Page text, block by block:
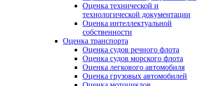
Оценка технической и
технологической документации
Оценка интеллектуальной
собственности
Оценка транспорта
Оценка судов речного флота
Оценка судов морского флота
Оценка легкового автомобиля
Оценка грузовых автомобилей